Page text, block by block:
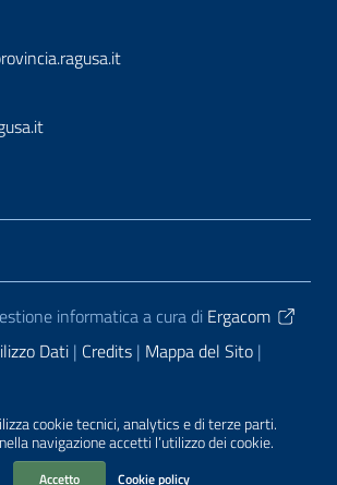
cookie tecnici, analytics e di terze parti.
navigazione accetti l’utilizzo dei cookie.
Accetto Cookie policy
Utili
informatica a cura di Ergacom
Dati Credits Mappa del Sito
accessi Dichiarazione di